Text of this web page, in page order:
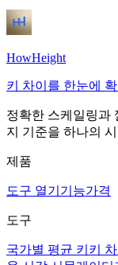
HowHeight
키 차이를 한눈에
정확한 스케일링과
지 기준을 하나의
제품
도구 열기 기능가격
도구
국가별 평균 키 키